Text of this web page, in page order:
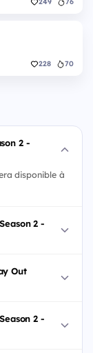
228 70
2 -
disponible à
2 -
Out
2 -